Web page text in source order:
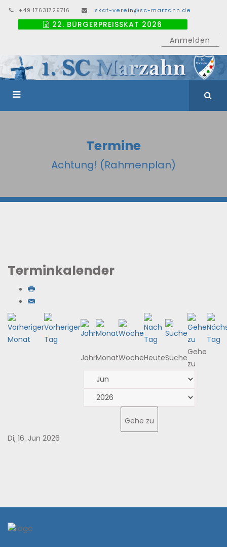
+49 17631729716 skat-verein@sc-marzahn.de
22. BÜRGERPREISSKAT 2026
Anmelden
Termine
Achtung! (Rahmenplan)
Terminkalender
JahrMonatWocheHeuteSuche
Gehe
zu
Gehe zu
Di, 16. Jun 2026